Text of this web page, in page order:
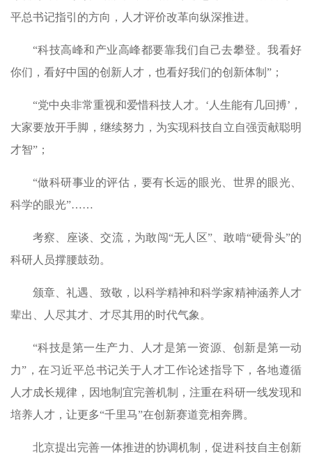
平总书记指引的方向，人才评价改革向纵深推进。
“科技高峰和产业高峰都要靠我们自己去攀登。我看好
你们，看好中国的创新人才，也看好我们的创新体制”；
“党中央非常重视和爱惜科技人才。‘人生能有几回搏’，
大家要放开手脚，继续努力，为实现科技自立自强贡献聪明
才智”；
“做科研事业的评估，要有长远的眼光、世界的眼光、
科学的眼光”……
考察、座谈、交流，为敢闯“无人区”、敢啃“硬骨头”的
科研人员撑腰鼓劲。
颁章、礼遇、致敬，以科学精神和科学家精神涵养人才
辈出、人尽其才、才尽其用的时代气象。
“科技是第一生产力、人才是第一资源、创新是第一动
力”，在习近平总书记关于人才工作论述指导下，各地遵循
人才成长规律，因地制宜完善机制，注重在科研一线发现和
培养人才，让更多“千里马”在创新赛道竞相奔腾。
北京提出完善一体推进的协调机制，促进科技自主创新